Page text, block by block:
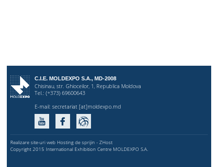
C.I.E. MOLDEXPO S.A., MD-2008
Chisinau, str. Ghioceilor, 1, Republica Moldova
Tel.: (+373) 69600643
E-mail: secretariat [at]moldexpo.md
Realizare site-uri web Hosting de sprijin - ZHost
Copyright 2015 International Exhibition Centre MOLDEXPO S.A.